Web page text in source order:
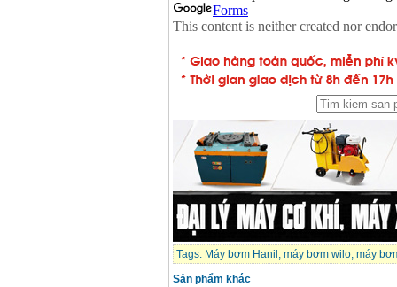
Tags: Máy bơm Hanil , máy bơm wilo, máy
Sản phẩm khác